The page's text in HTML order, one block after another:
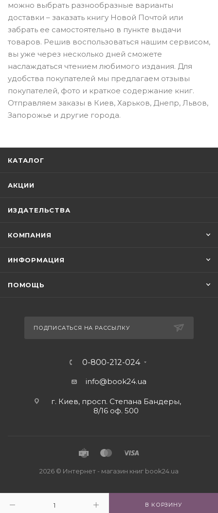
В КОРЗИНУ
можно выбрать разнообразные варианты
доставки – заказать книгу Новой Почтой или
забрать ее самостоятельно в пункте выдачи
товаров. Решив воспользоваться нашим сервисом,
вы уже через несколько дней сможете
наслаждаться чтением любимого издания. Для
удобства покупателей мы предлагаем отзывы
покупателей, фото и краткое содержание книг.
Отправляем заказы в Киев, Харьков, Днепр, Львов,
Запорожье и другие города.
КАТАЛОГ
АКЦИИ
ИЗДАТЕЛЬСТВА
КОМПАНИЯ
ИНФОРМАЦИЯ
ПОМОЩЬ
ПОДПИСАТЬСЯ НА РАССЫЛКУ
0-800-212-024
info@book24.ua
г. Киев, просп. Степана Бандеры,
8/16 оф. 500
2026 © Интернет - магазин книг book24.ua